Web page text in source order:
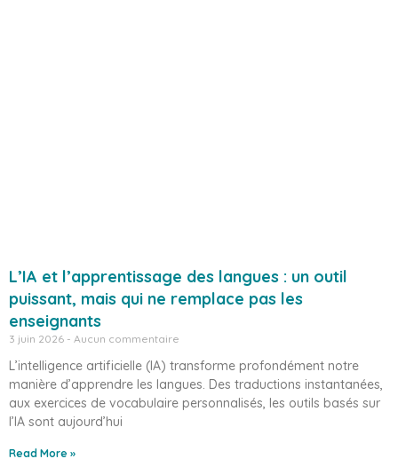
L’IA et l’apprentissage des langues : un outil
puissant, mais qui ne remplace pas les
enseignants
3 juin 2026 Aucun commentaire
L’intelligence artificielle (IA) transforme profondément notre
manière d’apprendre les langues. Des traductions instantanées,
aux exercices de vocabulaire personnalisés, les outils basés sur
l’IA sont aujourd’hui
Read More »